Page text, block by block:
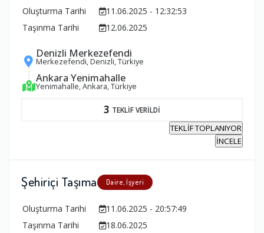
Oluşturma Tarihi
11.06.2025 - 12:32:53
Taşınma Tarihi
12.06.2025
Denizli Merkezefendi
Merkezefendi, Denizli, Türkiye
Ankara Yenimahalle
Yenimahalle, Ankara, Türkiye
3 TEKLİF VERİLDİ
TEKLİF TOPLANIYOR
İNCELE
Şehiriçi Taşıma Daire, İşyeri
Oluşturma Tarihi
11.06.2025 - 20:57:49
Taşınma Tarihi
18.06.2025